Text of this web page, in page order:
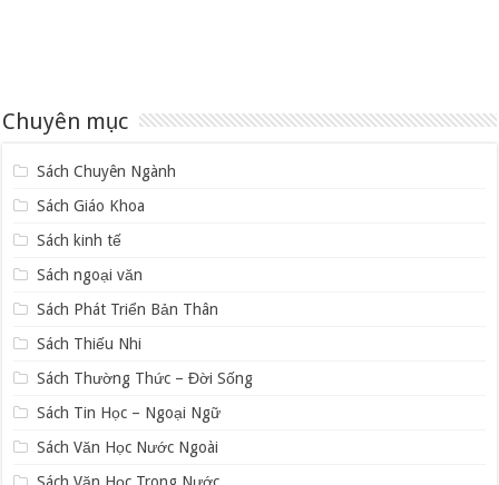
Chuyên mục
Sách Chuyên Ngành
Sách Giáo Khoa
Sách kinh tế
Sách ngoại văn
Sách Phát Triển Bản Thân
Sách Thiếu Nhi
Sách Thường Thức – Đời Sống
Sách Tin Học – Ngoại Ngữ
Sách Văn Học Nước Ngoài